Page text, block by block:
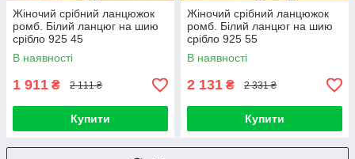
Жіночий срібний ланцюжок
ромб. Білий ланцюг на шию
срібло 925 45
В наявності
1 911 ₴ 2 111 ₴
Купити
Жіночий срібний ланцюжок
ромб. Білий ланцюг на шию
срібло 925 55
В наявності
2 131 ₴ 2 331 ₴
Купити